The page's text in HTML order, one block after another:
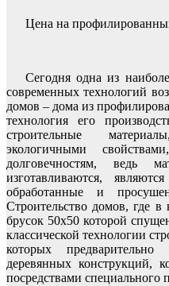
Цена на
Сегодня одна из
современных технологий
домов – дома из
технология его
строительные
экологичными
долговечностям, ведь
изготавливаются,
обработанные и
Строительство домов, где в
брусок 50х50 которой
классической технологии
которых предварительно
деревянных конструкций,
посредствами специального